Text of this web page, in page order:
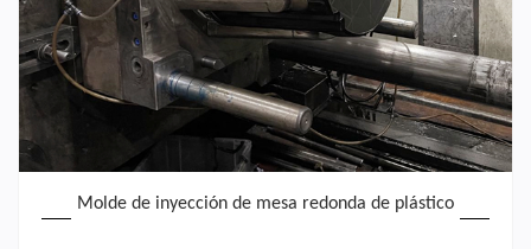
Molde de inyección de mesa redonda de plástico